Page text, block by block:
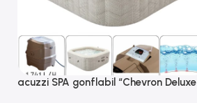
acuzzi SPA gonflabil “Chevron Deluxe